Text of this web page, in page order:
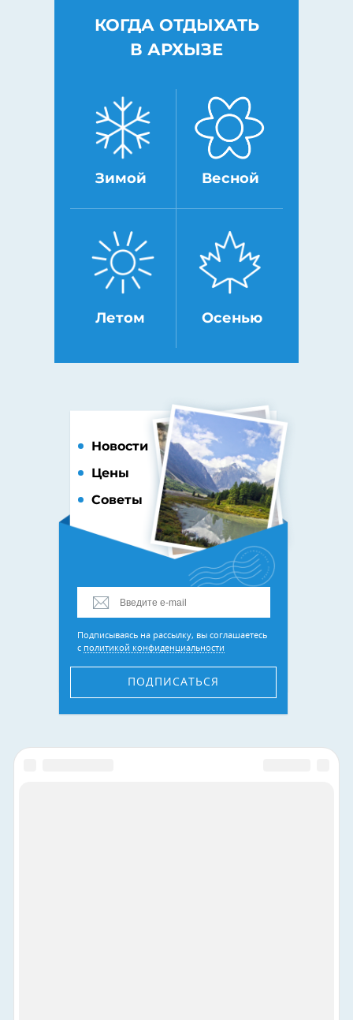
КОГДА ОТДЫХАТЬ
В АРХЫЗЕ
Зимой Весной
Летом Осенью
Новости
Цены
Советы
Подписываясь на рассылку, вы соглашаетесь
с политикой конфиденциальности
ПОДПИСАТЬСЯ